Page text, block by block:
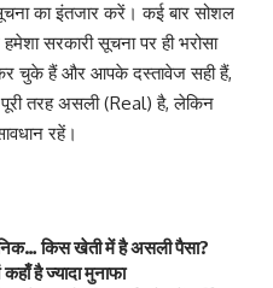
का इंतजार करें। कई बार सोशल
सरकारी सूचना पर ही भरोसा
चुके हैं और आपके दस्तावेज सही हैं,
तरह असली (Real) है, लेकिन
रहें।
किस खेती में है असली पैसा?
है ज्यादा मुनाफा